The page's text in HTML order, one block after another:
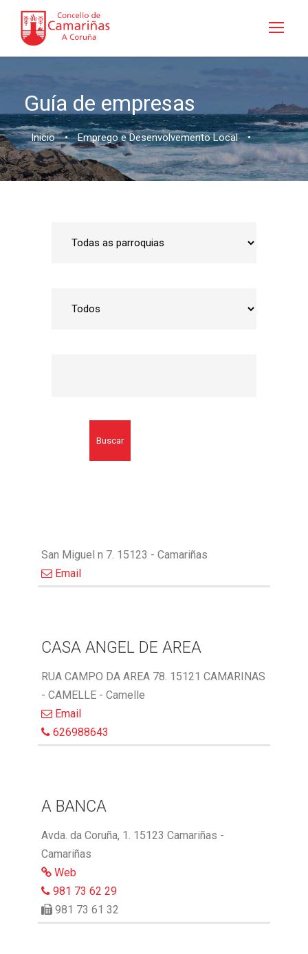
Guía de empresas
Inicio • Emprego e Desenvolvemento Local •
Buscar
San Miguel n 7. 15123 - Camariñas
Email
CASA ANGEL DE AREA
RUA CAMPO DA AREA 78. 15121 CAMARINAS
- CAMELLE - Camelle
Email
626988643
A BANCA
Avda. da Coruña, 1. 15123 Camariñas -
Camariñas
Web
981 73 62 29
981 73 61 32